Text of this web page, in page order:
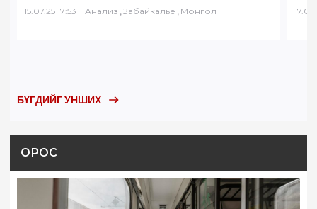
“Солнечное Забайкалье” буюу…
15.07.25 17:53 Анализ , Забайкалье , Монгол
БҮГДИЙГ УНШИХ
ОРОС